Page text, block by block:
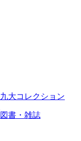
九大コレクション
図書・雑誌